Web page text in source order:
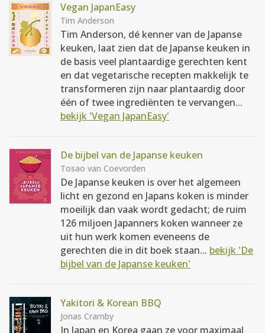
Vegan JapanEasy
Tim Anderson
Tim Anderson, dé kenner van de Japanse
keuken, laat zien dat de Japanse keuken in
de basis veel plantaardige gerechten kent
en dat vegetarische recepten makkelijk te
transformeren zijn naar plantaardig door
één of twee ingrediënten te vervangen...
bekijk 'Vegan JapanEasy'
De bijbel van de Japanse keuken
Tosao van Coevorden
De Japanse keuken is over het algemeen
licht en gezond en Japans koken is minder
moeilijk dan vaak wordt gedacht; de ruim
126 miljoen Japanners koken wanneer ze
uit hun werk komen eveneens de
gerechten die in dit boek staan... bekijk 'De
bijbel van de Japanse keuken'
Yakitori & Korean BBQ
Jonas Cramby
In Japan en Korea gaan ze voor maximaal